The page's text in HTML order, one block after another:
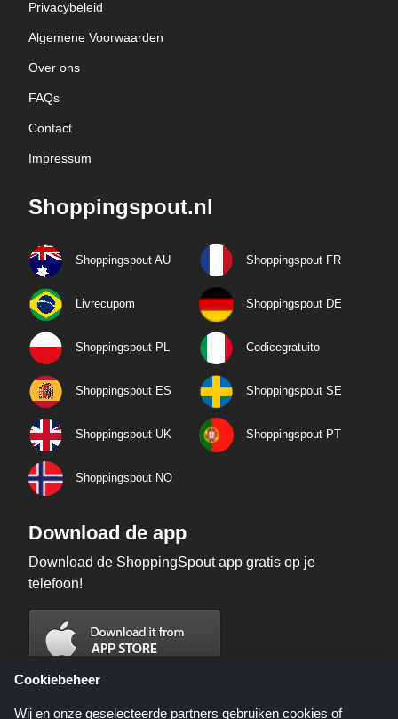
Privacybeleid
Algemene Voorwaarden
Over ons
FAQs
Contact
Impressum
Shoppingspout.nl
Shoppingspout AU Shoppingspout FR
Livrecupom Shoppingspout DE
Shoppingspout PL Codicegratuito
Shoppingspout ES Shoppingspout SE
Shoppingspout UK Shoppingspout PT
Shoppingspout NO
Download de app
Download de ShoppingSpout app gratis op je
telefoon!
Cookiebeheer
Wij en onze geselecteerde partners gebruiken cookies of